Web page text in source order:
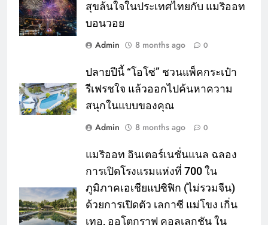
สุขล้นใจในประเทศไทยกับ แมริออท
บอนวอย
Admin
8 months ago 0
ปลายปีนี้ “โอโซ่” ชวนแพ็คกระเป๋า
รีเฟรชใจ แล้วออกไปค้นหาความ
สนุกในแบบของคุณ
Admin
8 months ago 0
แมริออท อินเตอร์เนชั่นแนล ฉลอง
การเปิดโรงแรมแห่งที่ 700 ใน
ภูมิภาคเอเชียแปซิฟิก (ไม่รวมจีน)
ด้วยการเปิดตัว เลกาซี แม่โขง เกิ่น
เทอ, ออโตกราฟ คอลเลกชัน ใน